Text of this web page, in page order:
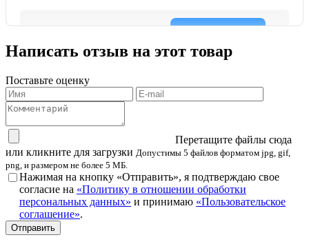
Написать отзыв на этот товар
Поставьте оценку
Перетащите файлы сюда
или кликните для загрузки Допустимы 5 файлов форматом jpg, gif,
png, и размером не более 5 МБ.
Нажимая на кнопку «Отправить», я подтверждаю свое
согласие на «Политику в отношении обработки
персональных данных» и принимаю «Пользовательское
соглашение».